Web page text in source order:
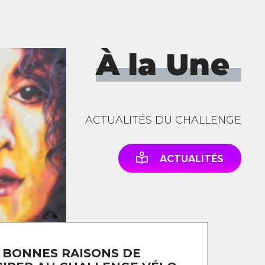
RAISONS DE
À la Une
ACTUALITÉS DU CHALLENGE
ACTUALITÉS